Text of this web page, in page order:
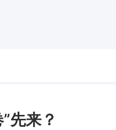
先来？